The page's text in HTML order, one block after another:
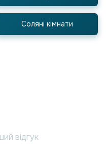
Соляні кімнати
відгук